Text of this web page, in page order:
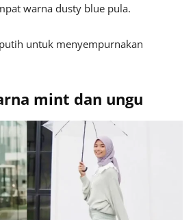
warna dusty blue pula.
putih untuk menyempurnakan
mint dan ungu